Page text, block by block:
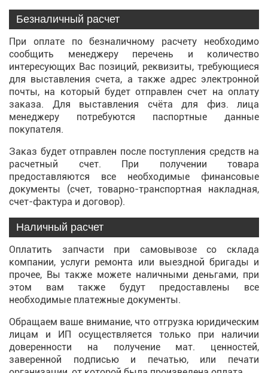
Безналичный расчет
При оплате по безналичному расчету необходимо
сообщить менеджеру перечень и количество
интересующих Вас позиций, реквизиты, требующиеся
для выставления счета, а также адрес электронной
почты, на который будет отправлен счет на оплату
заказа. Для выставления счёта для физ. лица
менеджеру потребуются паспортные данные
покупателя.
Заказ будет отправлен после поступления средств на
расчетный счет. При получении товара
предоставляются все необходимые финансовые
документы (счет, товарно-транспортная накладная,
счет-фактура и договор).
Наличный расчет
Оплатить запчасти при самовывозе со склада
компании, услуги ремонта или выездной бригады и
прочее, Вы также можете наличными деньгами, при
этом вам также будут предоставлены все
необходимые платежные документы.
Обращаем ваше внимание, что отгрузка юридическим
лицам и ИП осуществляется только при наличии
доверенности на получение мат. ценностей,
заверенной подписью и печатью, или печати